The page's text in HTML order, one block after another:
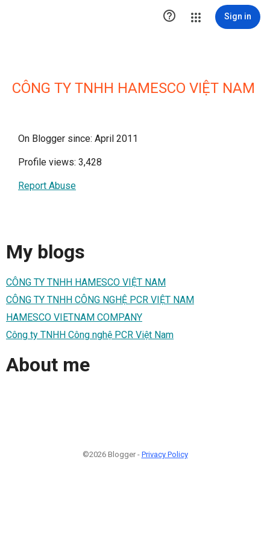
 Sign in
CÔNG TY TNHH HAMESCO VIỆT NAM
On Blogger since: April 2011
Profile views: 3,428
Report Abuse
My blogs
CÔNG TY TNHH HAMESCO VIỆT NAM
CÔNG TY TNHH CÔNG NGHỆ PCR VIỆT NAM
HAMESCO VIETNAM COMPANY
Công ty TNHH Công nghệ PCR Việt Nam
About me
©2026 Blogger - Privacy Policy